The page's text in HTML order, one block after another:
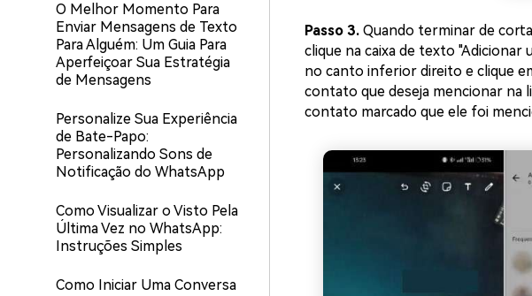
O Melhor Momento Para
Enviar Mensagens de Texto
Para Alguém: Um Guia Para
Aperfeiçoar Sua Estratégia
de Mensagens
Personalize Sua Experiência
de Bate-Papo:
Personalizando Sons de
Notificação do WhatsApp
Como Visualizar o Visto Pela
Última Vez no WhatsApp:
Instruções Simples
Como Iniciar Uma Conversa
Passo 3. Quando terminar de
clique na caixa de texto "Adicionar
no canto inferior direito e clique
contato que deseja mencionar na
contato marcado que ele foi